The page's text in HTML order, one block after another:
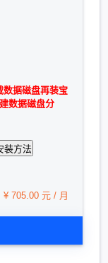
据磁盘再装宝
数据磁盘分
¥ 705.00 元 / 月